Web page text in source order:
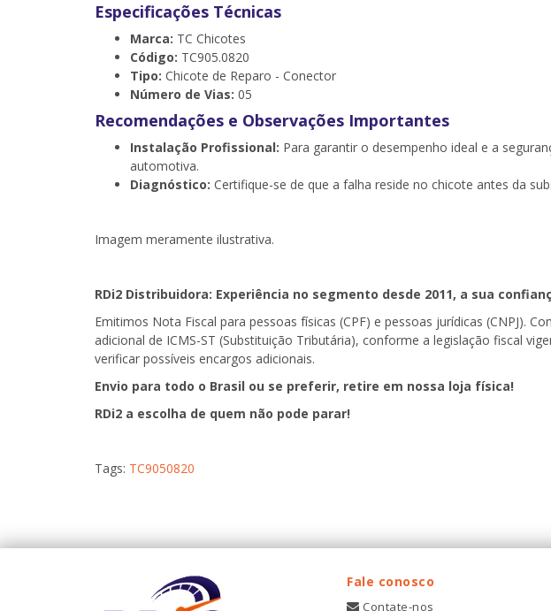
Especificações Técnicas
Marca: TC Chicotes
Código: TC905.0820
Tipo: Chicote de Reparo - Conector
Número de Vias: 05
Recomendações e Observações Importantes
Instalação Profissional: Para garantir o desempenho ideal e a
automotiva.
Diagnóstico: Certifique-se de que a falha reside no chicote antes da
Imagem meramente ilustrativa.
RDi2 Distribuidora: Experiência no segmento desde 2011, a sua
Emitimos Nota Fiscal para pessoas físicas (CPF) e pessoas jurídicas (CNPJ).
adicional de ICMS-ST (Substituição Tributária), conforme a legislação fiscal
verificar possíveis encargos adicionais.
Envio para todo o Brasil ou se preferir, retire em nossa loja física!
RDi2 a escolha de quem não pode parar!
Tags: TC9050820
Fale conosco
Contate-nos